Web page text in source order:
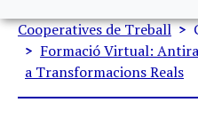
Fil d'ariadna
Cooperatives de Treball
Formació Virtual:
a Transformacions Reals